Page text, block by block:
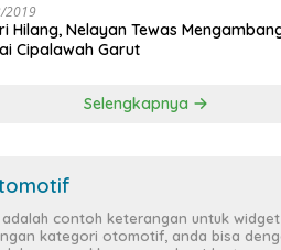
2019
Hilang, Nelayan Tewas
Cipalawah Garut
Selengkapnya
adalah contoh keterangan untuk widget
kategori otomotif, anda bisa